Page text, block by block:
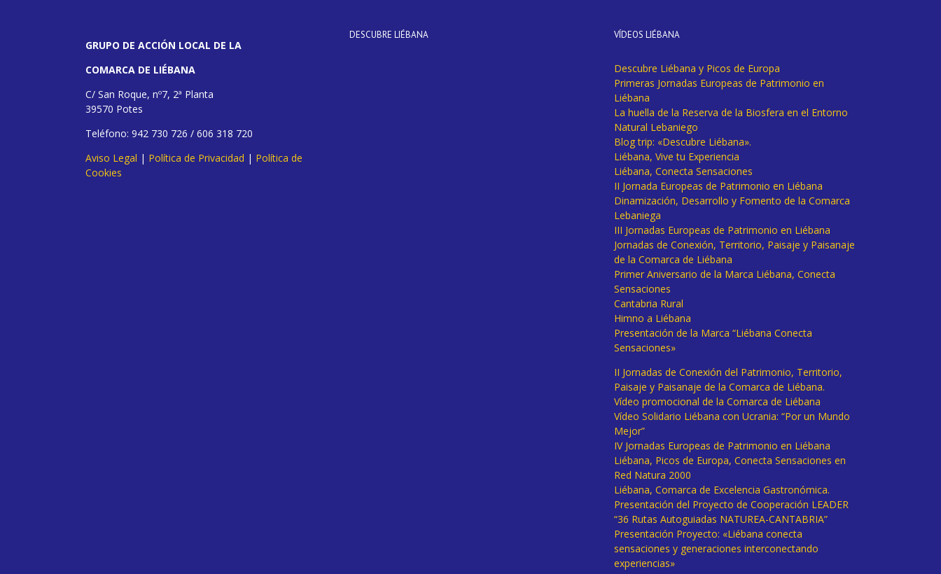
GRUPO DE ACCIÓN LOCAL DE LA
COMARCA DE LIÉBANA
C/ San Roque, nº7, 2ª Planta
39570 Potes
Teléfono: 942 730 726 / 606 318 720
Aviso Legal | Política de Privacidad | Política de
Cookies
DESCUBRE LIÉBANA VÍDEOS LIÉBANA
Descubre Liébana y Picos de Europa
Primeras Jornadas Europeas de Patrimonio en
Liébana
La huella de la Reserva de la Biosfera en el Entorno
Natural Lebaniego
Blog trip: «Descubre Liébana».
Liébana, Vive tu Experiencia
Liébana, Conecta Sensaciones
II Jornada Europeas de Patrimonio en Liébana
Dinamización, Desarrollo y Fomento de la Comarca
Lebaniega
III Jornadas Europeas de Patrimonio en Liébana
Jornadas de Conexión, Territorio, Paisaje y Paisanaje
de la Comarca de Liébana
Primer Aniversario de la Marca Liébana, Conecta
Sensaciones
Cantabria Rural
Himno a Liébana
Presentación de la Marca “Liébana Conecta
Sensaciones»
II Jornadas de Conexión del Patrimonio, Territorio,
Paisaje y Paisanaje de la Comarca de Liébana.
Vídeo promocional de la Comarca de Liébana
Vídeo Solidario Liébana con Ucrania: “Por un Mundo
Mejor”
IV Jornadas Europeas de Patrimonio en Liébana
Liébana, Picos de Europa, Conecta Sensaciones en
Red Natura 2000
Liébana, Comarca de Excelencia Gastronómica.
Presentación del Proyecto de Cooperación LEADER
“36 Rutas Autoguiadas NATUREA-CANTABRIA”
Presentación Proyecto: «Liébana conecta
sensaciones y generaciones interconectando
experiencias»